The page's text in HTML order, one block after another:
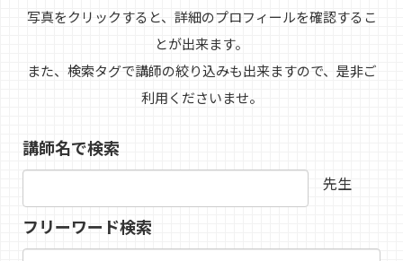
写真をクリックすると、詳細のプロフィールを確認するこ
とが出来ます。
また、検索タグで講師の絞り込みも出来ますので、是非ご
利用くださいませ。
講師名で検索
先生
フリーワード検索